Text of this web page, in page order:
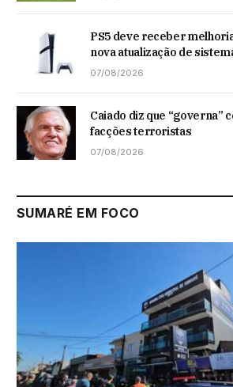
PS5 deve receber
nova atualização de
07/08/2026
Caiado diz que “governa”
facções terroristas
07/08/2026
SUMARÉ EM FOCO